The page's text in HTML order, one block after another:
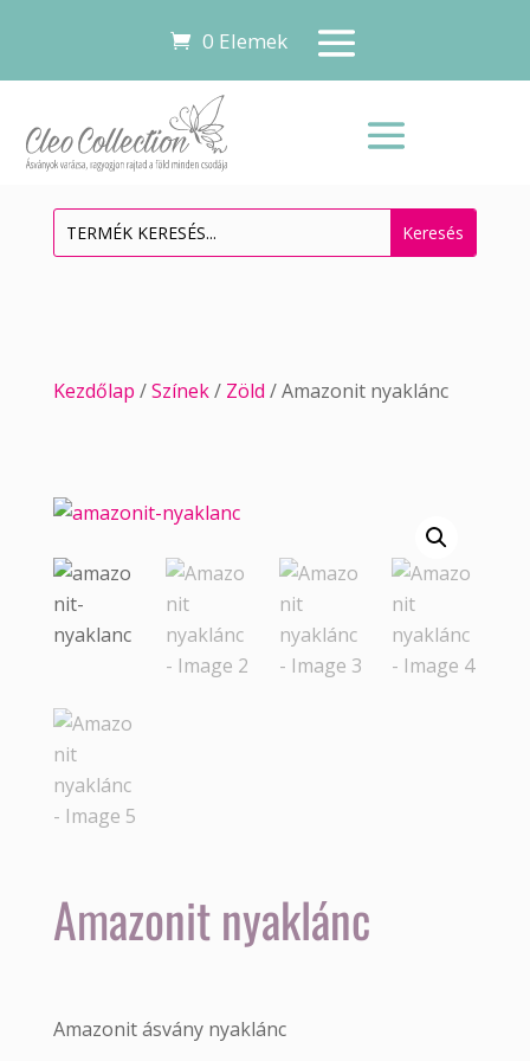
0 Elemek
Kezdőlap /Színek/ Zöld / Amazonit nyaklánc
Amazonit nyaklánc
Amazonit ásvány nyaklánc